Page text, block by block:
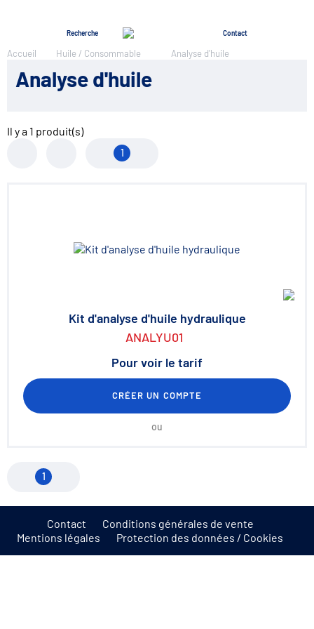
Recherche Contact
Accueil Huile / Consommable Analyse d'huile
Analyse d'huile
Il y a 1 produit(s)
1
Kit d'analyse d'huile hydraulique
ANALYU01
Pour voir le tarif
CRÉER UN COMPTE
ou
1
Contact
Conditions générales de vente
Mentions légales
Protection des données / Cookies